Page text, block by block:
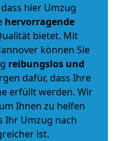
hier Umzug
hervorragende
bietet. Mit
können Sie
reibungslos und
dafür, dass Ihre
erfüllt werden. Wir
Ihnen zu helfen
Ihr Umzug nach
ist.